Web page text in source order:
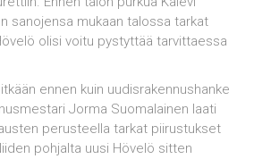
sanojensa mukaan talossa tarkat
olisi voitu pystyttää tarvittaessa
ennen kuin uudisrakennushanke
Jorma Suomalainen laati
perusteella tarkat piirustukset
pohjalta uusi Hövelö sitten